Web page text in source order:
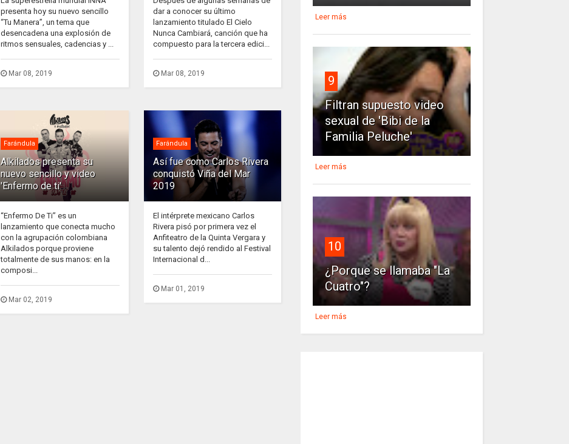
presenta hoy su nuevo sencillo
“Tu Manera”, un tema que
desencadena una explosión de
ritmos sensuales, cadencias y ...
Mar 08, 2019
dar a conocer su último
lanzamiento titulado El Cielo
Nunca Cambiará, canción que ha
compuesto para la tercera edici...
Mar 08, 2019
Farándula
Alkilados presenta su
nuevo sencillo y video
'Enfermo de ti'
“Enfermo De Ti” es un
lanzamiento que conecta mucho
con la agrupación colombiana
Alkilados porque proviene
totalmente de sus manos: en la
composi...
Mar 02, 2019
Farándula
Así fue como Carlos Rivera
conquistó Viña del Mar
2019
El intérprete mexicano Carlos
Rivera pisó por primera vez el
Anfiteatro de la Quinta Vergara y
su talento dejó rendido al Festival
Internacional d...
Mar 01, 2019
Leer más
9
Filtran supuesto video
sexual de 'Bibi de la
Familia Peluche'
Leer más
10
¿Porque se llamaba "La
Cuatro"?
Leer más